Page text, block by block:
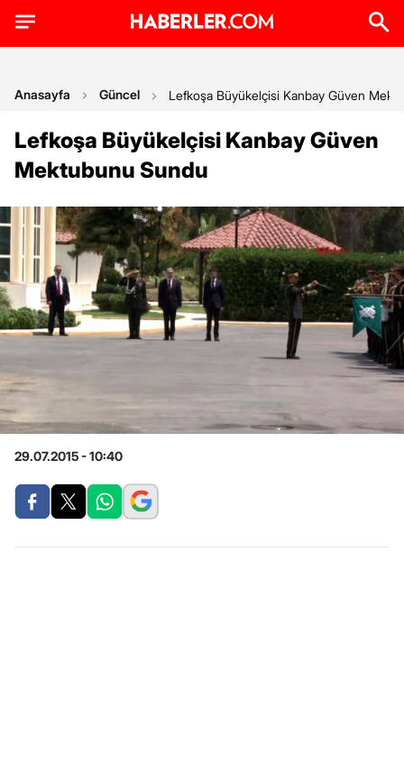
Anasayfa Güncel Lefkoşa Büyükelçisi Kanbay Güven
Lefkoşa Büyükelçisi Kanbay Güven
Mektubunu Sundu
29.07.2015 - 10:40